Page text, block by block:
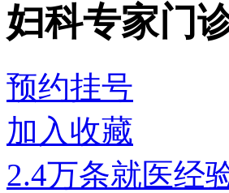
妇科专家门
预约挂号
加入收藏
2.4万条就医经